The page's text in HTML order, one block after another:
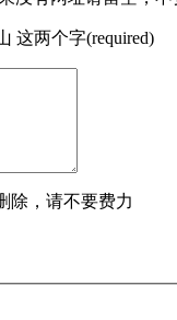
这两个字(required)
除，请不要费力